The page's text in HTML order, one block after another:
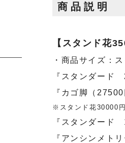
商品説明
【スタンド花
・商品サイズ：
『スタンダード
『カゴ脚（
※スタンド花30000
『スタンダード
『アンシンメト